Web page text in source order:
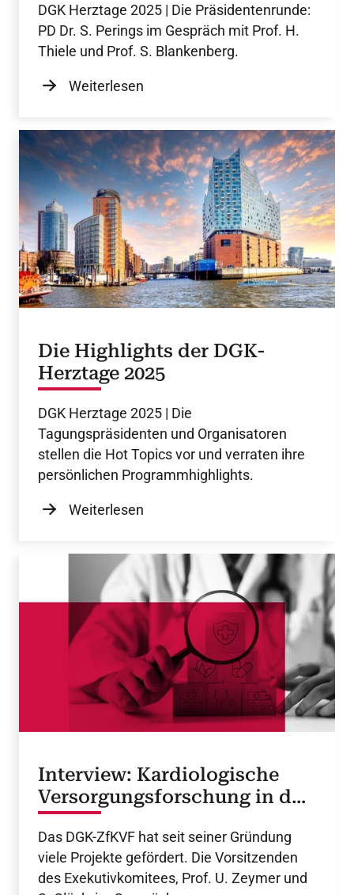
DGK Herztage 2025 | Die Präsidentenrunde:
PD Dr. S. Perings im Gespräch mit Prof. H.
Thiele und Prof. S. Blankenberg.
Weiterlesen
Die Highlights der DGK-
Herztage 2025
DGK Herztage 2025 | Die
Tagungspräsidenten und Organisatoren
stellen die Hot Topics vor und verraten ihre
persönlichen Programmhighlights.
Weiterlesen
Interview: Kardiologische
Versorgungsforschung in der
DGK
Das DGK-ZfKVF hat seit seiner Gründung
viele Projekte gefördert. Die Vorsitzenden
des Exekutivkomitees, Prof. U. Zeymer und